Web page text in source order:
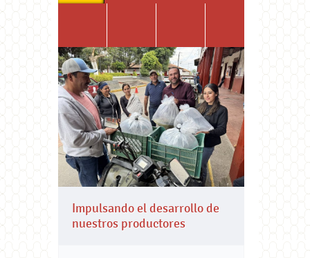
Impulsando el desarrollo de
nuestros productores